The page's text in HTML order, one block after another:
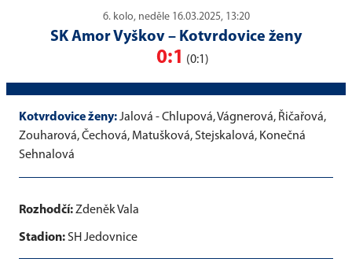
6. kolo, neděle 16.03.2025, 13:20
SK Amor Vyškov – Kotvrdovice ženy
0:1 (0:1)
Kotvrdovice ženy:Jalová - Chlupová, Vágnerová, Řičařová,
Zouharová, Čechová, Matušková, Stejskalová, Konečná
Sehnalová
Rozhodčí:Zdeněk Vala
Stadion: SH Jedovnice